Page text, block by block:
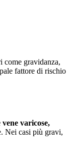
come gravidanza,
fattore di rischio
vene varicose,
Nei casi più gravi,